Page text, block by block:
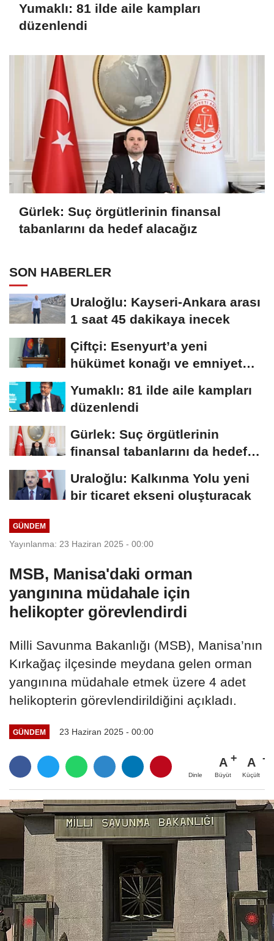
Yumaklı: 81 ilde aile kampları
düzenlendi
Gürlek: Suç örgütlerinin finansal
tabanlarını da hedef alacağız
SON HABERLER
Uraloğlu: Kayseri-Ankara arası
1 saat 45 dakikaya inecek
Çiftçi: Esenyurt’a yeni
hükümet konağı ve emniyet
Yumaklı: 81 ilde aile kampları
düzenlendi
Gürlek: Suç örgütlerinin
finansal tabanlarını da hedef
Uraloğlu: Kalkınma Yolu yeni
bir ticaret ekseni oluşturacak
GÜNDEM
Yayınlanma: 23 Haziran 2025 - 00:00
MSB, Manisa'daki orman
yangınına müdahale için
helikopter görevlendirdi
Milli Savunma Bakanlığı (MSB), Manisa’nın
Kırkağaç ilçesinde meydana gelen orman
yangınına müdahale etmek üzere 4 adet
helikopterin görevlendirildiğini açıkladı.
GÜNDEM 23 Haziran 2025 - 00:00
Dinle
A
Büyüt
A
Küçült